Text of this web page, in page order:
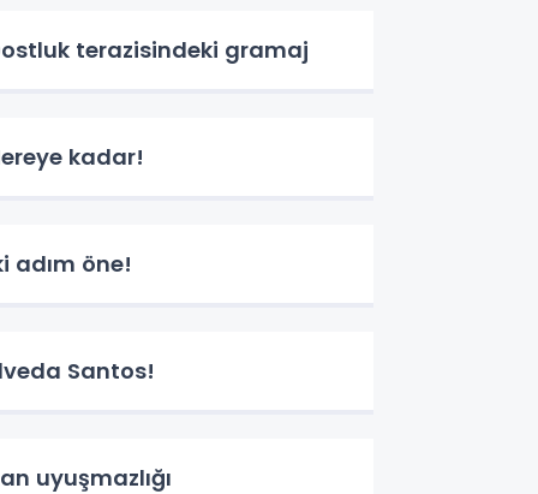
terazisindeki gramaj
kadar!
adım öne!
Santos!
uyuşmazlığı